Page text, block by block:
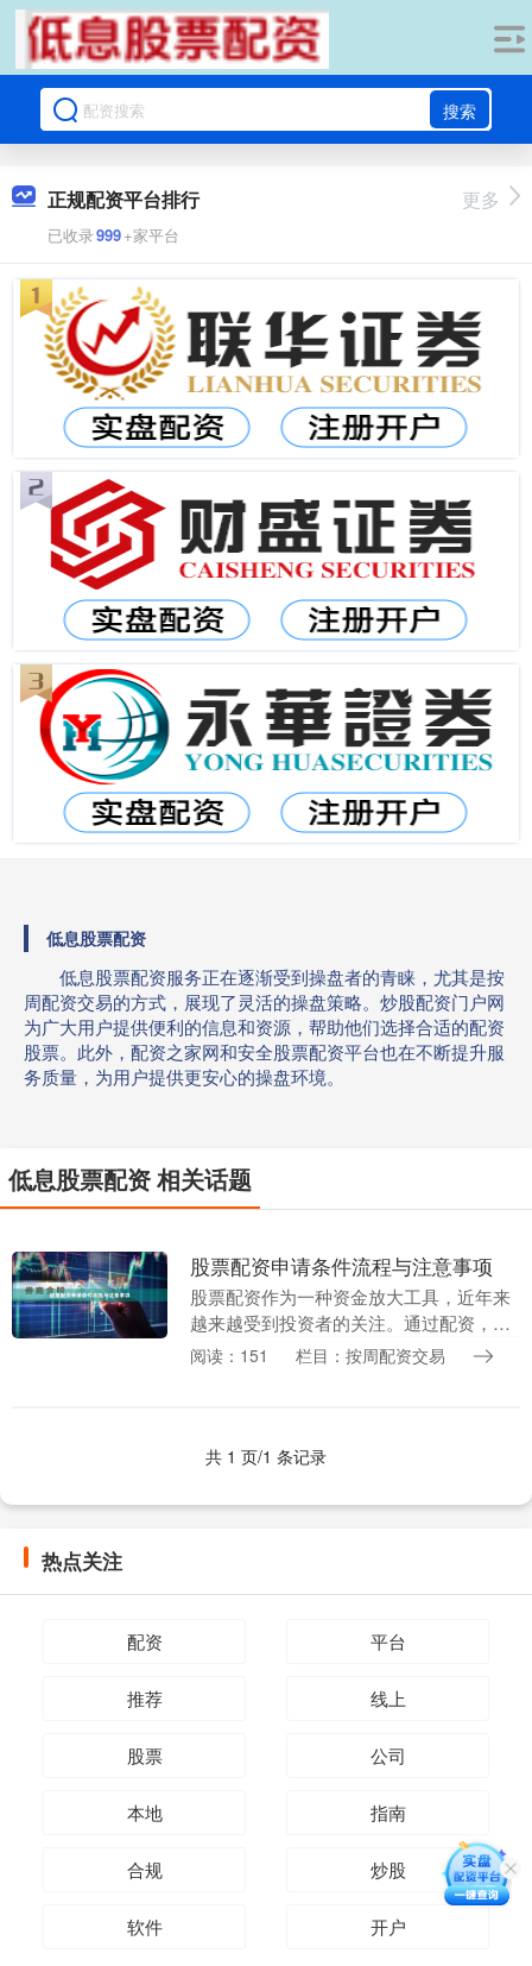
搜索
正规配资平台排行
已收录999+家平台
更多
低息股票配资
低息股票配资服务正在逐渐受到操盘者的青睐，尤其是按
周配资交易的方式，展现了灵活的操盘策略。炒股配资门户网
为广大用户提供便利的信息和资源，帮助他们选择合适的配资
股票。此外，配资之家网和安全股票配资平台也在不断提升服
务质量，为用户提供更安心的操盘环境。
低息股票配资 相关话题
股票配资申请条件流程与注意事项
股票配资作为一种资金放大工具，近年来
越来越受到投资者的关注。通过配资，投
资者可以用较少的自有资金撬动更大的交
阅读：151 栏目：按周配资交易
共 1 页/1 条记录
热点关注
配资 平台
推荐 线上
股票 公司
本地 指南
合规 炒股
软件 开户